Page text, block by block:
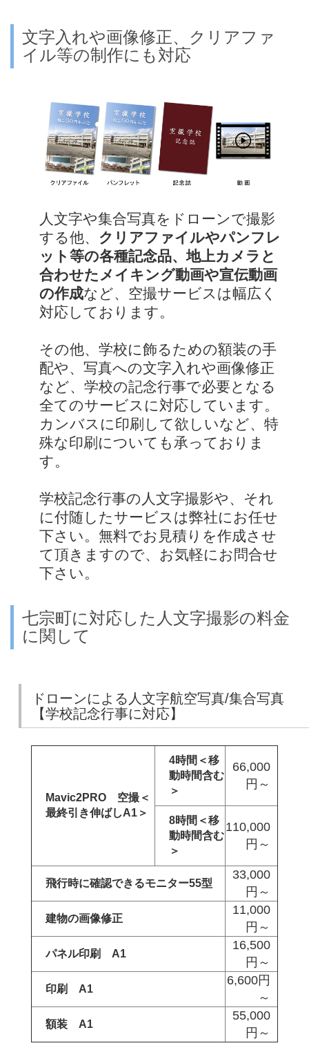
文字入れや画像修正、クリアファ
イル等の制作にも対応
人文字や集合写真をドローンで撮影
する他、 クリアファイルやパンフレ
ット等の各種記念品、地上カメラと
合わせたメイキング動画や宣伝動画
の作成など、空撮サービスは幅広く
対応しております。
その他、学校に飾るための額装の手
配や、写真への文字入れや画像修正
など、学校の記念行事で必要となる
全てのサービスに対応しています。
カンバスに印刷して欲しいなど、特
殊な印刷についても承っておりま
す。
学校記念行事の人文字撮影や、それ
に付随したサービスは弊社にお任せ
下さい。無料でお見積りを作成させ
て頂きますので、お気軽にお問合せ
下さい。
七宗町に対応した人文字撮影の料金
に関して
ドローンによる人文字航空写真/集合写真
【学校記念行事に対応】
Mavic2PRO 空撮＜
最終引き伸ばしA1＞
4時間＜移
動時間含む
＞
66,000
円～
8時間＜移
動時間含む
＞
110,000
円～
飛行時に確認できるモニター55型
33,000
円～
建物の画像修正
11,000
円～
パネル印刷 A1
16,500
円～
印刷 A1
6,600円
～
額装 A1
55,000
円～